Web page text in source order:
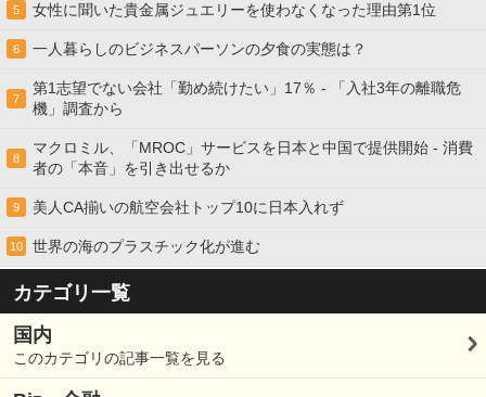
5 女性に聞いた貴金属ジュエリーを使わなくなった理由第1位
6 一人暮らしのビジネスパーソンの夕食の実態は？
7
第1志望でない会社「勤め続けたい」17％ - 「入社3年の離職危
機」調査から
8
マクロミル、「MROC」サービスを日本と中国で提供開始 - 消費
者の「本音」を引き出せるか
9 美人CA揃いの航空会社トップ10に日本入れず
10 世界の海のプラスチック化が進む
カテゴリ一覧
国内
このカテゴリの記事一覧を見る